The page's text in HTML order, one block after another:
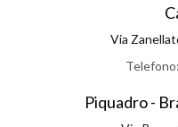
Via
Telefono:
Piquadro -